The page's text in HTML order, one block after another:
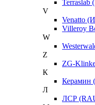
Terraslab
V
Venatto
Villeroy
W
Z
ZG-
К
Керамин
Л
ЛСР